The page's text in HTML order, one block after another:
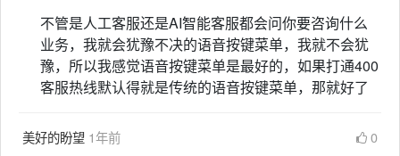
不管是人工客服还是AI智能客服都会问你要咨询什么
业务，我就会犹豫不决的语音按键菜单，我就不会犹
豫，所以我感觉语音按键菜单是最好的，如果打通400
客服热线默认得就是传统的语音按键菜单，那就好了
美好的盼望 1年前 0